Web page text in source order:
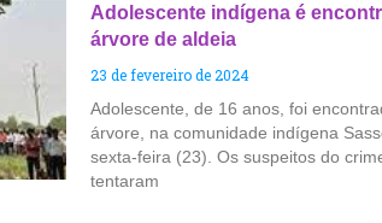
Adolescente indígena é
árvore de aldeia
23 de fevereiro de 2024
Adolescente, de 16 anos, foi
árvore, na comunidade indígena
sexta-feira (23). Os suspeitos do
tentaram